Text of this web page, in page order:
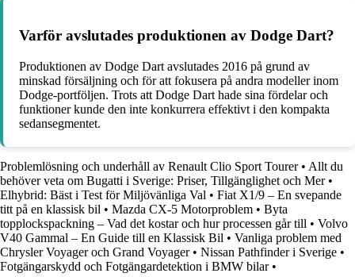
Varför avslutades produktionen av Dodge Dart?
Produktionen av Dodge Dart avslutades 2016 på grund av
minskad försäljning och för att fokusera på andra modeller inom
Dodge-portföljen. Trots att Dodge Dart hade sina fördelar och
funktioner kunde den inte konkurrera effektivt i den kompakta
sedansegmentet.
Problemlösning och underhåll av Renault Clio Sport Tourer• Allt du
behöver veta om Bugatti i Sverige: Priser, Tillgänglighet och Mer•
Elhybrid: Bäst i Test för Miljövänliga Val • Fiat X1/9 – En svepande
titt på en klassisk bil • Mazda CX-5 Motorproblem • Byta
topplockspackning – Vad det kostar och hur processen går till • Volvo
V40 Gammal – En Guide till en Klassisk Bil • Vanliga problem med
Chrysler Voyager och Grand Voyager• Nissan Pathfinder i Sverige •
Fotgängarskydd och Fotgängardetektion i BMW bilar•